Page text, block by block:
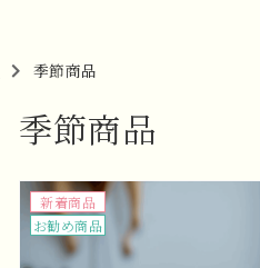
季節商品
季節商品
新着商品
お勧め商品